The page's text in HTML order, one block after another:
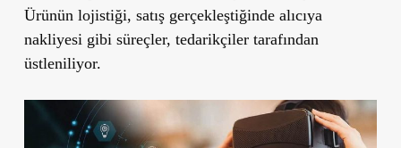
Ürünün lojistiği, satış gerçekleştiğinde alıcıya
nakliyesi gibi süreçler, tedarikçiler tarafından
üstleniliyor.